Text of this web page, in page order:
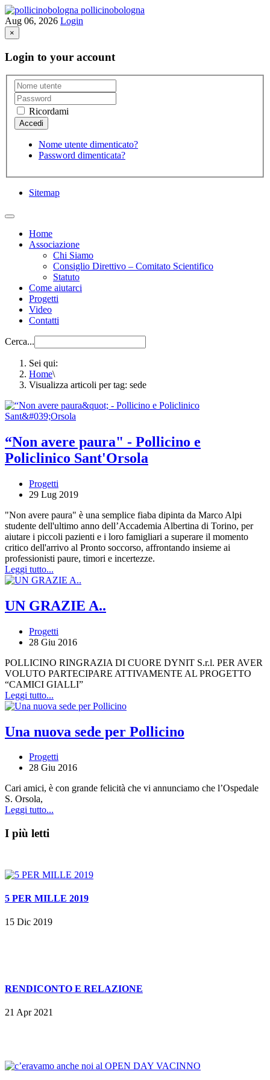
pollicinobologna
Aug 06, 2026 Login
×
Login to your account
Ricordami
Nome utente dimenticato?
Password dimenticata?
Sitemap
Home
Associazione
Chi Siamo
Consiglio Direttivo – Comitato Scientifico
Statuto
Come aiutarci
Progetti
Video
Contatti
Cerca...
Sei qui:
Home\
Visualizza articoli per tag: sede
“Non avere paura" - Pollicino e
Policlinico Sant'Orsola
Progetti
29 Lug 2019
"Non avere paura" è una semplice fiaba dipinta da Marco Alpi
studente dell'ultimo anno dell’Accademia Albertina di Torino, per
aiutare i piccoli pazienti e i loro famigliari a superare il momento
critico dell'arrivo al Pronto soccorso, affrontando insieme ai
professionisti paure, timori e incertezze.
Leggi tutto...
UN GRAZIE A..
Progetti
28 Giu 2016
POLLICINO RINGRAZIA DI CUORE DYNIT S.r.l. PER AVER
VOLUTO PARTECIPARE ATTIVAMENTE AL PROGETTO
“CAMICI GIALLI”
Leggi tutto...
Una nuova sede per Pollicino
Progetti
28 Giu 2016
Cari amici, è con grande felicità che vi annunciamo che l’Ospedale
S. Orsola,
Leggi tutto...
I più letti
5 PER MILLE 2019
15 Dic 2019
RENDICONTO E RELAZIONE
21 Apr 2021